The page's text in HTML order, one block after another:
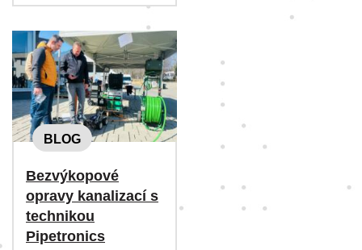
BLOG
Bezvýkopové
opravy kanalizací s
technikou
Pipetronics